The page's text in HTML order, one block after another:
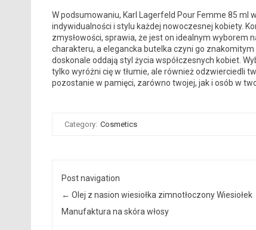
W podsumowaniu, Karl Lagerfeld Pour Femme 85
indywidualności i stylu każdej nowoczesnej kobiety.
zmysłowości, sprawia, że jest on idealnym wyborem
charakteru, a elegancka butelka czyni go
doskonale oddają styl życia współczesnych kobiet.
tylko wyróżni cię w tłumie, ale również odzwierciedli
pozostanie w pamięci, zarówno twojej, jak i osób w
Category: Cosmetics
Post navigation
← Olej z nasion wiesiołka zimnotłoczony Wiesiołek
Manufaktura na skóra włosy